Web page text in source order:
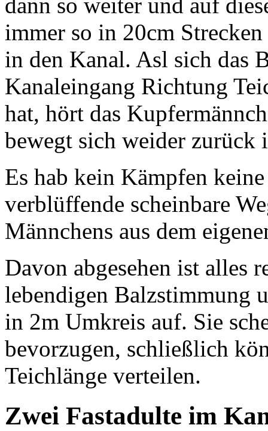
dann so weiter und auf
immer so in 20cm
in den Kanal. Asl sich das
Kanaleingang Richtung
hat, hört das
bewegt sich weider
Es hab kein Kämpfen
verblüffende scheinbare
Männchens aus dem
Davon abgesehen ist alles
lebendigen Balzstimmung
in 2m Umkreis auf. Sie
bevorzugen, schließlich
Teichlänge verteilen.
Zwei Fastadulte im